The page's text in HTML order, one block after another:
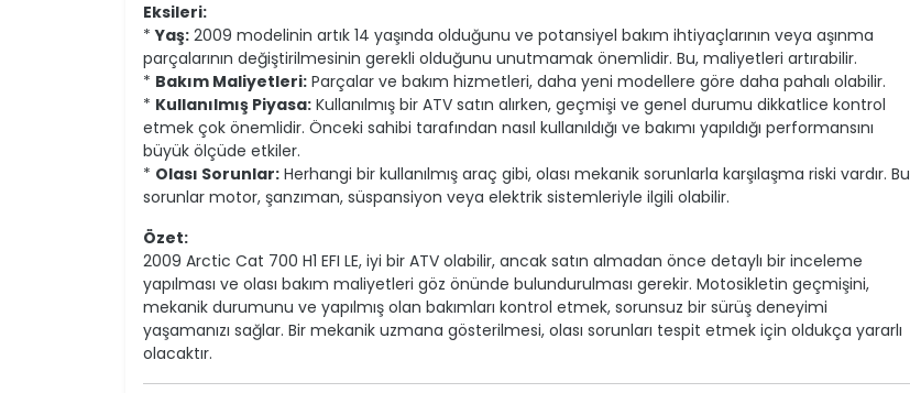
Eksileri:
*Yaş: 2009 modelinin artık 14 yaşında olduğunu ve potansiyel bakım ihtiyaçlarının veya aşınma
parçalarının değiştirilmesinin gerekli olduğunu unutmamak önemlidir. Bu, maliyetleri artırabilir.
* Bakım Maliyetleri: Parçalar ve bakım hizmetleri, daha yeni modellere göre daha pahalı olabilir.
* Kullanılmış Piyasa: Kullanılmış bir ATV satın alırken, geçmişi ve genel durumu dikkatlice kontrol
etmek çok önemlidir. Önceki sahibi tarafından nasıl kullanıldığı ve bakımı yapıldığı performansını
büyük ölçüde etkiler.
* Olası Sorunlar: Herhangi bir kullanılmış araç gibi, olası mekanik sorunlarla karşılaşma riski vardır. Bu
sorunlar motor, şanzıman, süspansiyon veya elektrik sistemleriyle ilgili olabilir.
Özet:
2009 Arctic Cat 700 H1 EFI LE, iyi bir ATV olabilir, ancak satın almadan önce detaylı bir inceleme
yapılması ve olası bakım maliyetleri göz önünde bulundurulması gerekir. Motosikletin geçmişini,
mekanik durumunu ve yapılmış olan bakımları kontrol etmek, sorunsuz bir sürüş deneyimi
yaşamanızı sağlar. Bir mekanik uzmana gösterilmesi, olası sorunları tespit etmek için oldukça yararlı
olacaktır.